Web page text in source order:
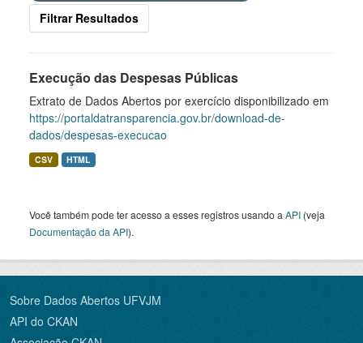
Filtrar Resultados
Execução das Despesas Públicas
Extrato de Dados Abertos por exercício disponibilizado em
https://portaldatransparencia.gov.br/download-de-
dados/despesas-execucao
CSV HTML
Você também pode ter acesso a esses registros usando a API (veja
Documentação da API).
Sobre Dados Abertos UFVJM
API do CKAN